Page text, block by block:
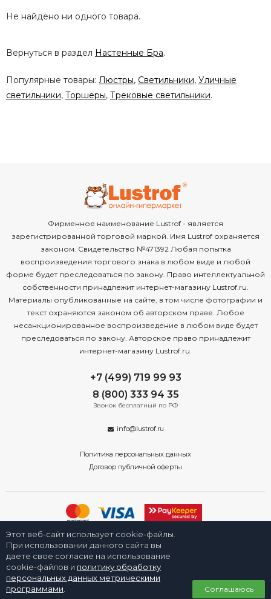
Не найдено ни одного товара.
Вернуться в раздел Настенные Бра.
Популярные товары: Люстры, Светильники, Уличные
светильники, Торшеры, Трековые светильники.
Фирменное наименование Lustrof - является
зарегистрированной торговой маркой. Имя Lustrof охраняется
законом. Свидетельство №471392 Любая попытка
воспроизведения торгового знака в любом виде и любой
форме будет преследоваться по закону. Право интеллектуальной
собственности принадлежит интернет-магазину Lustrof.ru.
Материалы опубликованные на сайте, в том числе фотографии и
текст охраняются законом об авторском праве. Любое
несанкционированное воспроизведение в любом виде будет
преследоваться по закону. Авторское право принадлежит
интернет-магазину Lustrof.ru.
+7 (499) 719 99 93
8 (800) 333 94 35
Звонок бесплатный по РФ
info@lustrof.ru
Политика персональных данных
Договор публичной оферты
2008-2026 © Интернет-магазин «Люстроф» в Екатеринбурге - приборы
освещения для дома и улицы. Все права защищены.
Этот веб-сайт использует cookie-файлы.
При использовании данного сайта вы
даете свое согласие на использование
cookie-файлов и политику обработку
персональных данных метрическими
программами
Соглашаюсь